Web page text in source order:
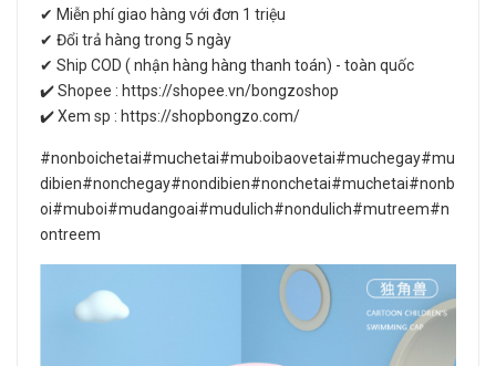
✔ Miễn phí giao hàng với đơn 1 triệu
✔ Đổi trả hàng trong 5 ngày
✔ Ship COD ( nhận hàng hàng thanh toán) - toàn quốc
✔️ Shopee : https://shopee.vn/bongzoshop
✔️ Xem sp : https://shopbongzo.com/
#nonboichetai#muchetai#muboibaovetai#muchegay#mu
dibien#nonchegay#nondibien#nonchetai#muchetai#nonb
oi#muboi#mudangoai#mudulich#nondulich#mutreem#n
ontreem